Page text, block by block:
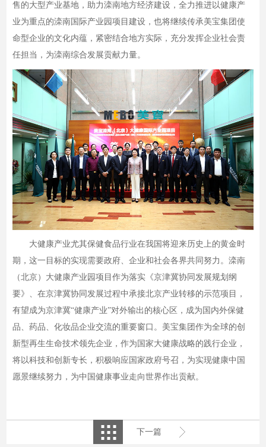
售的大型产业基地，助力滦南地方经济建设，全力推进以健康产
业为重点的滦南国际产业园项目建设，也将继续传承美宝集团使
命型企业的文化内蕴，紧密结合地方实际，充分发挥企业社会责
任担当，为滦南综合发展贡献力量。
大健康产业尤其保健食品行业在我国将迎来历史上的黄金时
期，这一目标的实现需要政府、企业和社会各界共同努力。滦南
（北京）大健康产业园项目作为落实《京津冀协同发展规划纲
要》、在京津冀协同发展过程中承接北京产业转移的示范项目，
有望成为京津冀“健康产业”对外输出的核心区，成为国内外保健
品、药品、化妆品企业交流的重要窗口。美宝集团作为全球的创
新型再生生命技术领先企业，作为国家大健康战略的践行企业，
将以科技和创新专长，积极响应国家政府号召，为实现健康中国
愿景继续努力，为中国健康事业走向世界作出贡献。
下一篇